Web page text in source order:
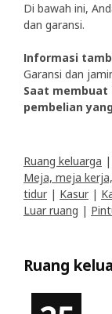
Di bawah ini,
dan garansi.
Informasi
Garansi dan
Saat
pembelian
Ruang keluarga |
Meja, meja
tidur | Kasur |
Luar ruang |
Ruang